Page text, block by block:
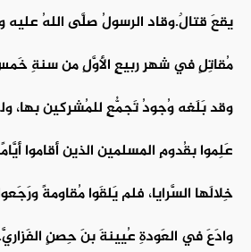
يقعَ قتالٌ.وقاد الرسولُ صلَّى اللهُ
مُقاتِلٍ في شهرِ ربيعٍ الأوَّلِ من سنةِ
وقد بَلَغه وُجودُ تَجمُّعٍ للمُشرِكين بها،
عَلِموا بقُدومِ المسلمين الذين أقاموا
خِلالَها السَّرايا، فلم يَلقَوا مُقاومةً
وادَعَ في العَودةِ عُيينةَ بنَ حِصنٍ الفَزاريَّ.